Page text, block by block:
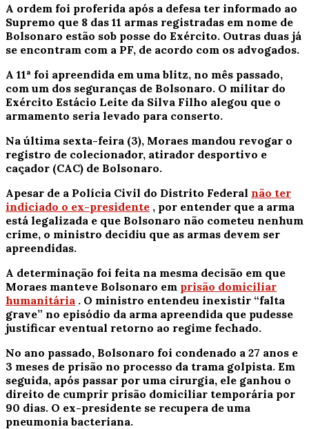
A ordem foi proferida após a defesa ter informado ao
Supremo que 8 das 11 armas registradas em nome de
Bolsonaro estão sob posse do Exército. Outras duas já
se encontram com a PF, de acordo com os advogados.
A 11ª foi apreendida em uma blitz, no mês passado,
com um dos seguranças de Bolsonaro. O militar do
Exército Estácio Leite da Silva Filho alegou que o
armamento seria levado para conserto.
Na última sexta-feira (3), Moraes mandou revogar o
registro de colecionador, atirador desportivo e
caçador (CAC) de Bolsonaro.
Apesar de a Polícia Civil do Distrito Federal não ter
indiciado o ex-presidente , por entender que a arma
está legalizada e que Bolsonaro não cometeu nenhum
crime, o ministro decidiu que as armas devem ser
apreendidas.
A determinação foi feita na mesma decisão em que
Moraes manteve Bolsonaro em prisão domiciliar
humanitária . O ministro entendeu inexistir “falta
grave” no episódio da arma apreendida que pudesse
justificar eventual retorno ao regime fechado.
No ano passado, Bolsonaro foi condenado a 27 anos e
3 meses de prisão no processo da trama golpista. Em
seguida, após passar por uma cirurgia, ele ganhou o
direito de cumprir prisão domiciliar temporária por
90 dias. O ex-presidente se recupera de uma
pneumonia bacteriana.